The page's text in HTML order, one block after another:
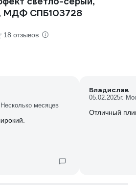
МДФ СПБ103728
18 отзывов
месяцев
Владислав
05.02.2025г.
Отличный